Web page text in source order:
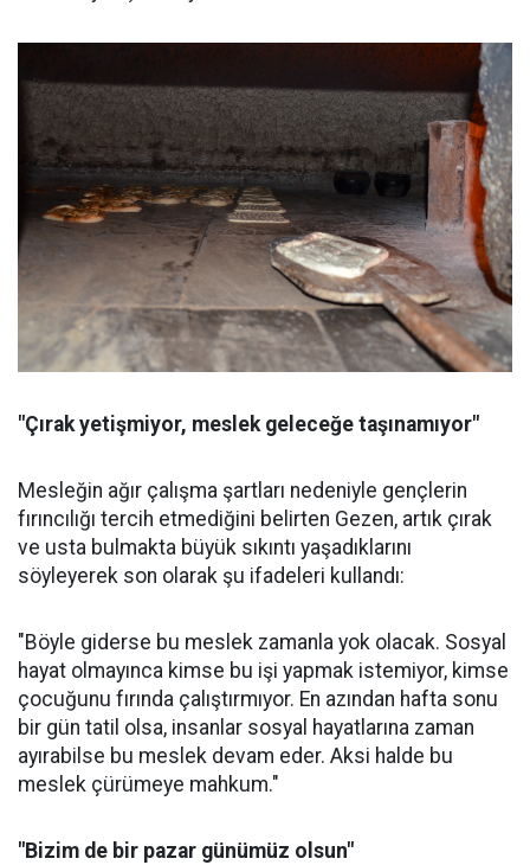
"Çırak yetişmiyor, meslek geleceğe taşınamıyor"
Mesleğin ağır çalışma şartları nedeniyle gençlerin
fırıncılığı tercih etmediğini belirten Gezen, artık çırak
ve usta bulmakta büyük sıkıntı yaşadıklarını
söyleyerek son olarak şu ifadeleri kullandı:
"Böyle giderse bu meslek zamanla yok olacak. Sosyal
hayat olmayınca kimse bu işi yapmak istemiyor, kimse
çocuğunu fırında çalıştırmıyor. En azından hafta sonu
bir gün tatil olsa, insanlar sosyal hayatlarına zaman
ayırabilse bu meslek devam eder. Aksi halde bu
meslek çürümeye mahkum."
"Bizim de bir pazar günümüz olsun"